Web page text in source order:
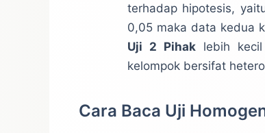
terhadap hipotesis,
0,05 maka data kedua
Uji 2 Pihaklebih kecil
kelompok bersifat
Cara Baca Uji